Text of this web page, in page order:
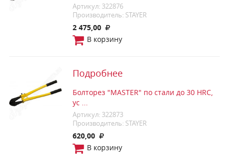
Артикул: 322876
Производитель: STAYER
2 475,00
В корзину
Подробнее
Болторез "MASTER" по стали до 30 HRC,
ус ...
Артикул: 322873
Производитель: STAYER
620,00
В корзину